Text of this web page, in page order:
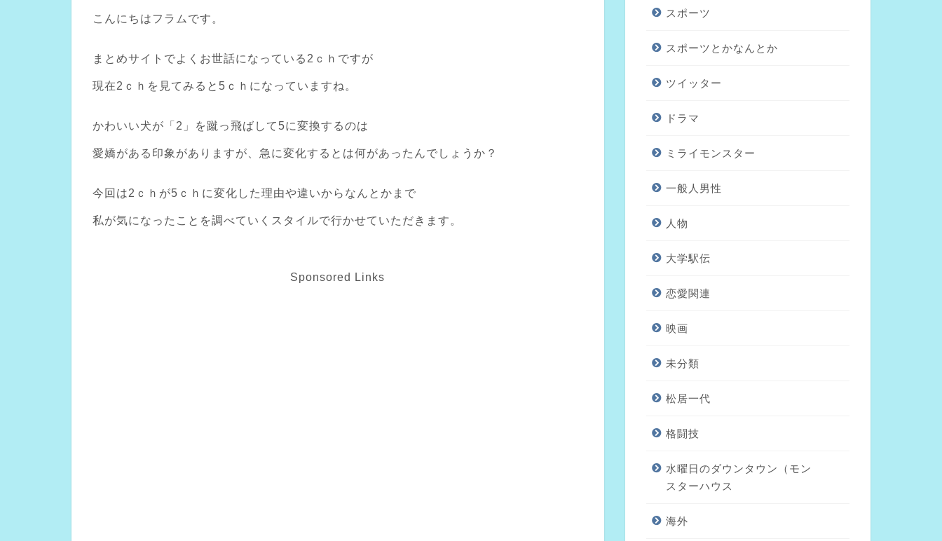
こんにちはフラムです。
まとめサイトでよくお世話になっている2ｃｈですが
現在2ｃｈを見てみると5ｃｈになっていますね。
かわいい犬が「2」を蹴っ飛ばして5に変換するのは
愛嬌がある印象がありますが、急に変化するとは何があったんでしょうか？
今回は2ｃｈが5ｃｈに変化した理由や違いからなんとかまで
私が気になったことを調べていくスタイルで行かせていただきます。
Sponsored Links
スポーツ
スポーツとかなんとか
ツイッター
ドラマ
ミライモンスター
一般人男性
人物
大学駅伝
恋愛関連
映画
未分類
松居一代
格闘技
水曜日のダウンタウン（モン
スターハウス
海外